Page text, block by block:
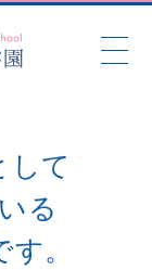
て
る
。
て
る
。